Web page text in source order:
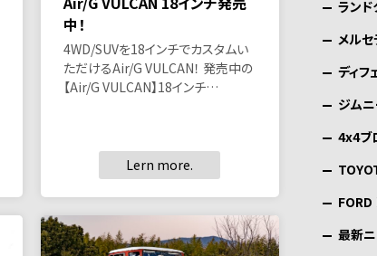
中！
4WD/SUVを18インチでカスタムい
ただけるAir/G VULCAN！ 発売中の
【Air/G VULCAN】18インチ…
Lern more.
ラン
メルセ
ディフ
ジム
4x4ブ
FORD
最新